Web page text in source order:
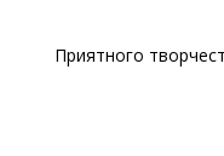
Приятного